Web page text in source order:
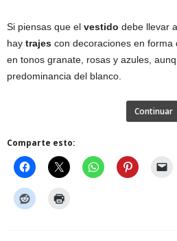
Si piensas que el vestido debe llevar
hay trajes con decoraciones en
en tonos granate, rosas y azules,
predominancia del blanco.
Continuar
Comparte esto: